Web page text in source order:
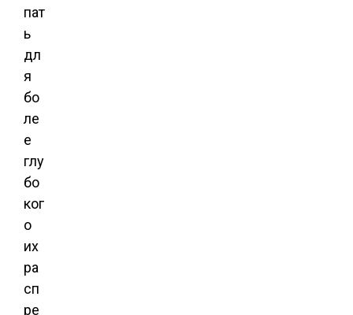
пат
ь
дл
я
бо
ле
е
глу
бо
ког
о
их
ра
сп
ре